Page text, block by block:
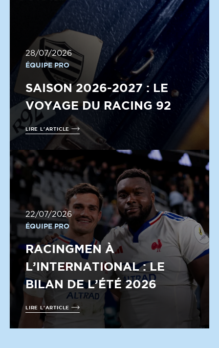
28/07/2026
ÉQUIPE PRO
SAISON 2026-2027 : LE
VOYAGE DU RACING 92
LIRE L'ARTICLE
22/07/2026
ÉQUIPE PRO
RACINGMEN À
L’INTERNATIONAL : LE
BILAN DE L’ÉTÉ 2026
LIRE L'ARTICLE